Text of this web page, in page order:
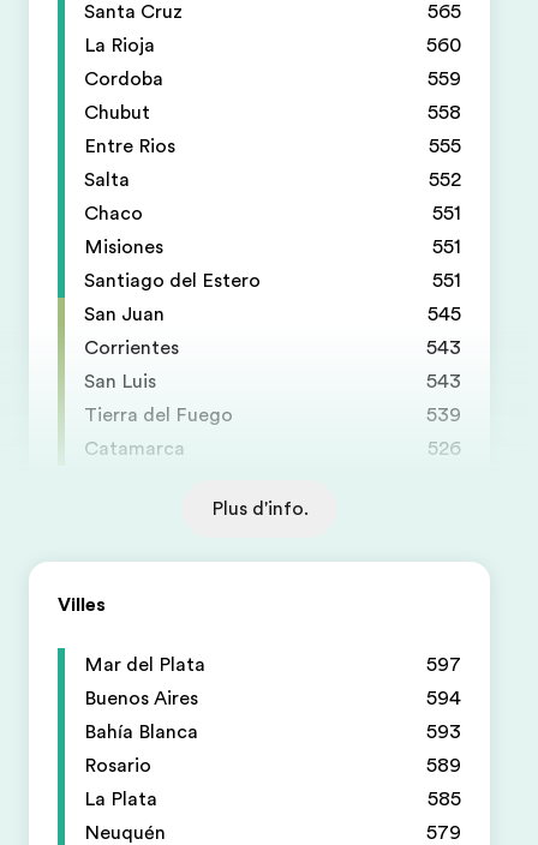
Santa Cruz
565
La Rioja
560
Cordoba
559
Chubut
558
Entre Rios
555
Salta
552
Chaco
551
Misiones
551
Santiago del Estero
551
San Juan
545
Corrientes
543
San Luis
543
Tierra del Fuego
539
Catamarca
526
Plus d'info.
Villes
Mar del Plata
597
Buenos Aires
594
Bahía Blanca
593
Rosario
589
La Plata
585
Neuquén
579